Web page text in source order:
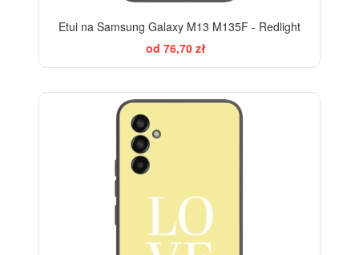
Etui na Samsung Galaxy M13 M135F - Redlight
od 76,70 zł